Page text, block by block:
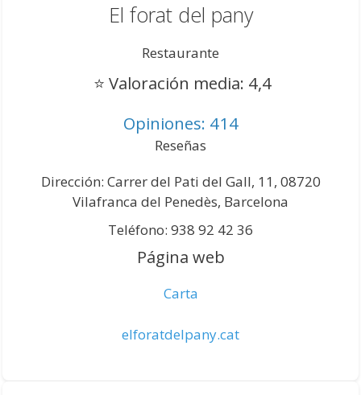
El forat del pany
Restaurante
⭐ Valoración media: 4,4
Opiniones: 414
Reseñas
Dirección: Carrer del Pati del Gall, 11, 08720
Vilafranca del Penedès, Barcelona
Teléfono: 938 92 42 36
Página web
Carta
elforatdelpany.cat